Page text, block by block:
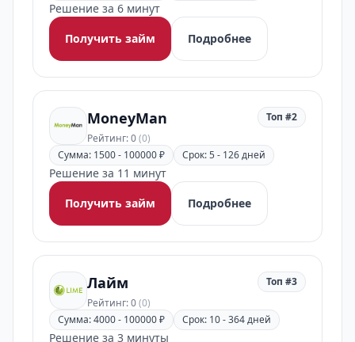
Решение за 6 минут
Получить займ
Подробнее
MoneyMan
Рейтинг: 0(0)
Топ #2
Сумма: 1500 - 100000 ₽ Срок: 5 - 126 дней
Решение за 11 минут
Получить займ
Подробнее
Лайм
Рейтинг: 0(0)
Топ #3
Сумма: 4000 - 100000 ₽ Срок: 10 - 364 дней
Решение за 3 минуты